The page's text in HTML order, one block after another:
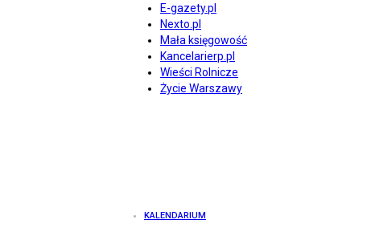
E-gazety.pl
Nexto.pl
Mała księgowość
Kancelarierp.pl
Wieści Rolnicze
Życie Warszawy
KALENDARIUM